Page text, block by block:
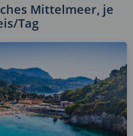
Mittelmeer, je
Tag